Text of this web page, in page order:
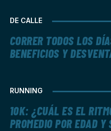
DE CALLE
RUNNING
CORRER TODOS LOS
BENEFICIOS Y
10K: ¿CUÁL ES EL
PROMEDIO POR EDAD Y